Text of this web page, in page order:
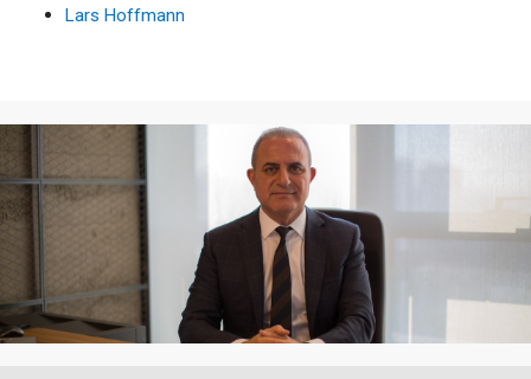
Lars Hoffmann